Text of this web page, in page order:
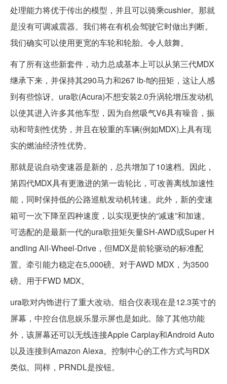
处理能力将优于传出的模型，并且可以骑乘cushier。那就
是没有可调减震器。我们将在有机会驾驶它时做出判断。
我们确实可以使用更宽的车轮和轮胎。令人鼓舞。
有了所有这些新套件，动力总成基本上可以从第三代MDX
继承下来，并保持其290马力和267 lb-ft的扭矩，这让人感
到有些惊讶。ura歌(Acura)不想安装2.0升涡轮增压发动机
以使其进入许多其他车型，因为自然吸气V6具有噪音，振
动和苛刻性优势，并且在较重的车辆(例如MDX)上具有现
实的燃油经济性优势。
那就是说自动变速器是新的，总共增加了10速档。因此，
第四代MDX具有更激进的第一齿轮比，可改善离线加速性
能，同时保持低的公路巡航发动机转速。此外，新的变速
箱可一次下降至四种速度，以实现更快的“减速”和加速。
可选配的是最新一代的ura歌扭矩矢量SH-AWD或Super H
andling All-Wheel-Drive，但MDX是前轮驱动的标准配
置。牵引能力稳定在5,000磅。对于AWD MDX，为3500
磅。用于FWD MDX。
ura歌对内饰进行了重大改动。组合仪表现在是12.3英寸的
屏幕，中控台信息娱乐显示屏也是如此。除了其他功能
外，该屏幕还可以无线连接Apple Carplay和Android Auto
以及连接到Amazon Alexa。控制中心的工作方式与RDX
类似。同样，PRNDL是按钮。